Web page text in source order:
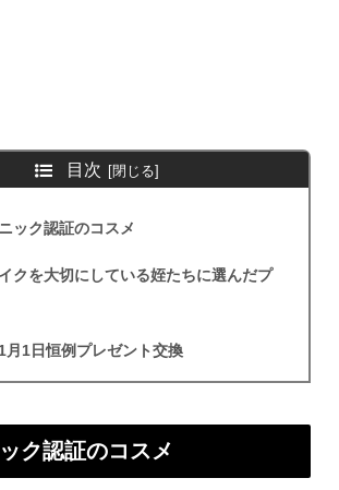
目次
ック認証のコスメ
クを大切にしている姪たちに選んだプ
月1日恒例プレゼント交換
ク認証のコスメ